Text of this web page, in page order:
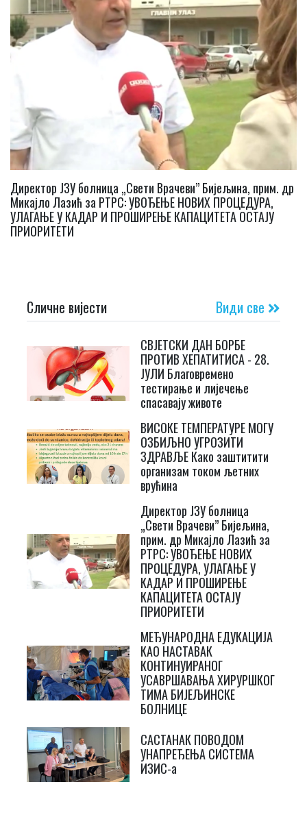
Директор ЈЗУ болница „Свети Врачеви” Бијељина, прим. др
Микајло Лазић за РТРС: УВОЂЕЊЕ НОВИХ ПРОЦЕДУРА,
УЛАГАЊЕ У КАДАР И ПРОШИРЕЊЕ КАПАЦИТЕТА ОСТАЈУ
ПРИОРИТЕТИ
Сличне вијести Види све
СВЈЕТСКИ ДАН БОРБЕ
ПРОТИВ ХЕПАТИТИСА - 28.
ЈУЛИ Благовремено
тестирање и лијечење
спасавају животе
ВИСОКЕ ТЕМПЕРАТУРЕ МОГУ
ОЗБИЉНО УГРОЗИТИ
ЗДРАВЉЕ Како заштитити
организам током љетних
врућина
Директор ЈЗУ болница
„Свети Врачеви” Бијељина,
прим. др Микајло Лазић за
РТРС: УВОЂЕЊЕ НОВИХ
ПРОЦЕДУРА, УЛАГАЊЕ У
КАДАР И ПРОШИРЕЊЕ
КАПАЦИТЕТА ОСТАЈУ
ПРИОРИТЕТИ
МЕЂУНАРОДНА ЕДУКАЦИЈА
КАО НАСТАВАК
КОНТИНУИРАНОГ
УСАВРШАВАЊА ХИРУРШКОГ
ТИМА БИЈЕЉИНСКЕ
БОЛНИЦЕ
САСТАНАК ПОВОДОМ
УНАПРЕЂЕЊА СИСТЕМА
ИЗИС-а